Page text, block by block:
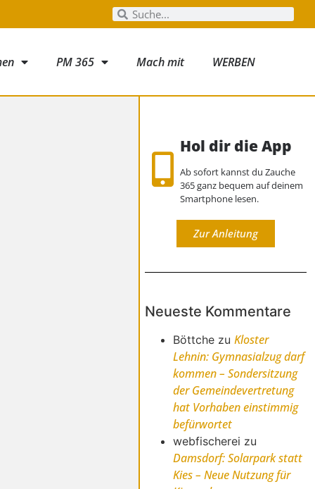
PM 365 Mach mit WERBEN
Hol dir die App
Ab sofort kannst du Zauche
365 ganz bequem auf deinem
Smartphone lesen.
Zur Anleitung
Neueste Kommentare
Böttche zuKloster
Lehnin: Gymnasialzug darf
kommen – Sondersitzung
der Gemeindevertretung
hat Vorhaben einstimmig
befürwortet
webfischerei zu
Damsdorf: Solarpark statt
Kies – Neue Nutzung für